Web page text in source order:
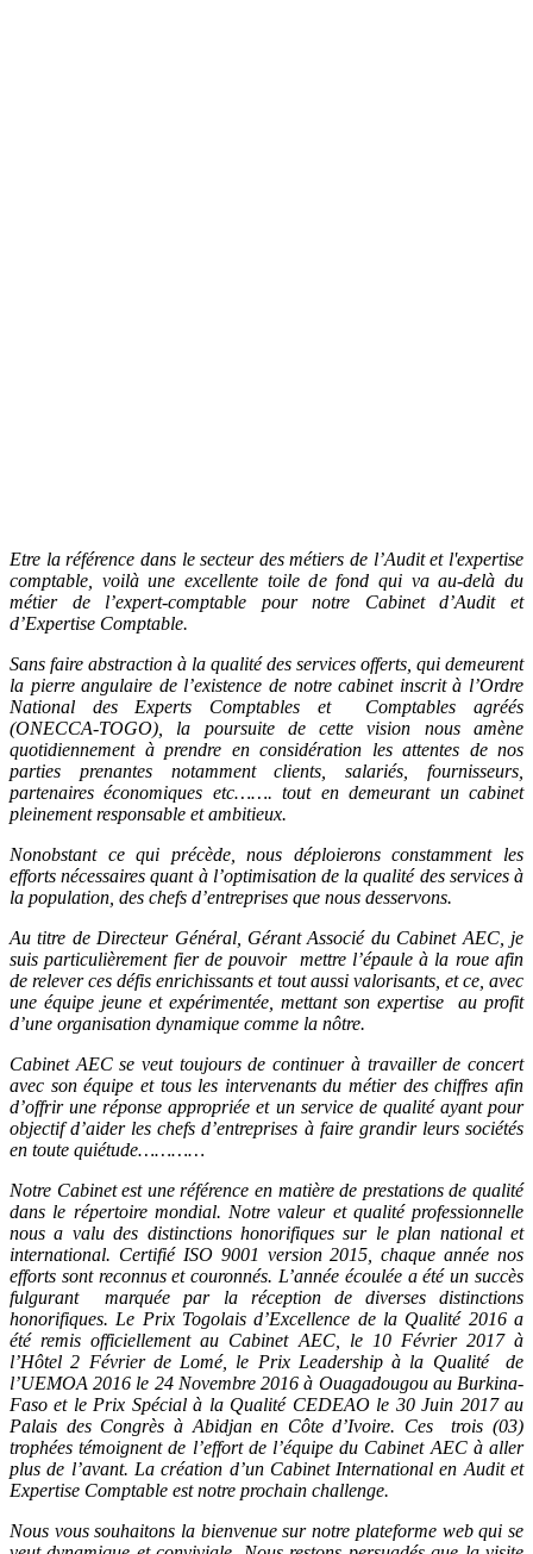
Etre la référence dans le secteur des métiers de l’Audit et l'expertise
comptable, voilà une excellente toile de fond qui va au-delà du
métier de l’expert-comptable pour notre Cabinet d’Audit et
d’Expertise Comptable.
Sans faire abstraction à la qualité des services offerts, qui demeurent
la pierre angulaire de l’existence de notre cabinet inscrit à l’Ordre
National des Experts Comptables et Comptables agréés
(ONECCA-TOGO), la poursuite de cette vision nous amène
quotidiennement à prendre en considération les attentes de nos
parties prenantes notamment clients, salariés, fournisseurs,
partenaires économiques etc……. tout en demeurant un cabinet
pleinement responsable et ambitieux.
Nonobstant ce qui précède, nous déploierons constamment les
efforts nécessaires quant à l’optimisation de la qualité des services à
la population, des chefs d’entreprises que nous desservons.
Au titre de Directeur Général, Gérant Associé du Cabinet AEC, je
suis particulièrement fier de pouvoir mettre l’épaule à la roue afin
de relever ces défis enrichissants et tout aussi valorisants, et ce, avec
une équipe jeune et expérimentée, mettant son expertise au profit
d’une organisation dynamique comme la nôtre.
Cabinet AEC se veut toujours de continuer à travailler de concert
avec son équipe et tous les intervenants du métier des chiffres afin
d’offrir une réponse appropriée et un service de qualité ayant pour
objectif d’aider les chefs d’entreprises à faire grandir leurs sociétés
en toute quiétude…………
Notre Cabinet est une référence en matière de prestations de qualité
dans le répertoire mondial. Notre valeur et qualité professionnelle
nous a valu des distinctions honorifiques sur le plan national et
international. Certifié ISO 9001 version 2015, chaque année nos
efforts sont reconnus et couronnés. L’année écoulée a été un succès
fulgurant marquée par la réception de diverses distinctions
honorifiques. Le Prix Togolais d’Excellence de la Qualité 2016 a
été remis officiellement au Cabinet AEC, le 10 Février 2017 à
l’Hôtel 2 Février de Lomé, le Prix Leadership à la Qualité de
l’UEMOA 2016 le 24 Novembre 2016 à Ouagadougou au Burkina-
Faso et le Prix Spécial à la Qualité CEDEAO le 30 Juin 2017 au
Palais des Congrès à Abidjan en Côte d’Ivoire. Ces trois (03)
trophées témoignent de l’effort de l’équipe du Cabinet AEC à aller
plus de l’avant. La création d’un Cabinet International en Audit et
Expertise Comptable est notre prochain challenge.
Nous vous souhaitons la bienvenue sur notre plateforme web qui se